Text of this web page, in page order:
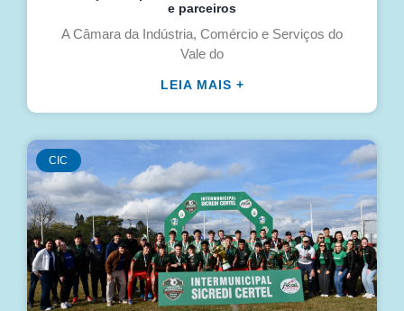
e parceiros
A Câmara da Indústria, Comércio e Serviços do
Vale do
LEIA MAIS +
CIC